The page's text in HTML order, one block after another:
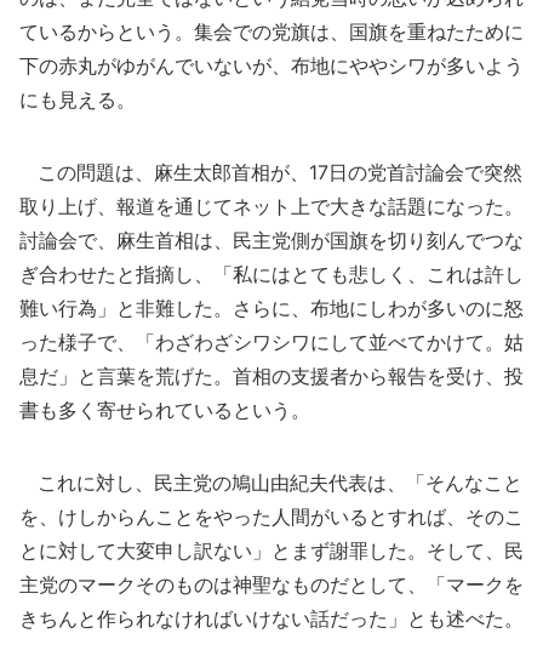
ているからという。集会での党旗は、国旗を重ねたために
下の赤丸がゆがんでいないが、布地にややシワが多いよう
にも見える。
この問題は、麻生太郎首相が、17日の党首討論会で突然
取り上げ、報道を通じてネット上で大きな話題になった。
討論会で、麻生首相は、民主党側が国旗を切り刻んでつな
ぎ合わせたと指摘し、「私にはとても悲しく、これは許し
難い行為」と非難した。さらに、布地にしわが多いのに怒
った様子で、「わざわざシワシワにして並べてかけて。姑
息だ」と言葉を荒げた。首相の支援者から報告を受け、投
書も多く寄せられているという。
これに対し、民主党の鳩山由紀夫代表は、「そんなこと
を、けしからんことをやった人間がいるとすれば、そのこ
とに対して大変申し訳ない」とまず謝罪した。そして、民
主党のマークそのものは神聖なものだとして、「マークを
きちんと作られなければいけない話だった」とも述べた。